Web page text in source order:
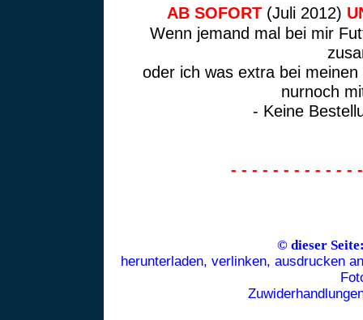
AB SOFORT(Juli 2012)
Wenn jemand mal bei mir
oder ich was extra bei
nurnoch
- Keine
- - - - - - - - - - - -
© dieser
herunterladen, verlinken, ausdrucken